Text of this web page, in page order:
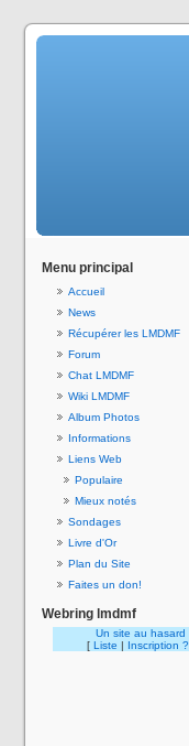
Menu principal
Accueil
News
Récupérer les LMDMF
Forum
Chat LMDMF
Wiki LMDMF
Album Photos
Informations
Liens Web
Populaire
Mieux notés
Sondages
Livre d'Or
Plan du Site
Faites un don!
Webring lmdmf
Un site au hasard
[ Liste | Inscription ?